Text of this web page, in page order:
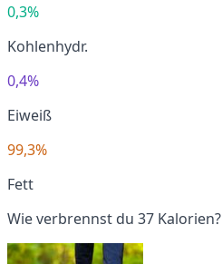
0,3%
Kohlenhydr.
0,4%
Eiweiß
99,3%
Fett
Wie verbrennst du 37 Kalorien?